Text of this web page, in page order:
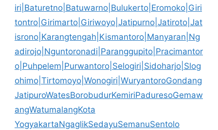
iri|Baturetno|Batuwarno|Bulukerto|Eromoko|Giri
tontro|Girimarto|Giriwoyo|Jatipurno|Jatiroto|Jat
isrono|Karangtengah|Kismantoro|Manyaran|Ng
adirojo|Nguntoronadi|Paranggupito|Pracimantor
o|Puhpelem|Purwantoro|Selogiri|Sidoharjo|Slog
ohimo|Tirtomoyo|Wonogiri|WuryantoroGondang
JatipuroWatesBorobudurKemiriPaduresoGemaw
angWatumalangKota
YogyakartaNgaglikSedayuSemanuSentolo